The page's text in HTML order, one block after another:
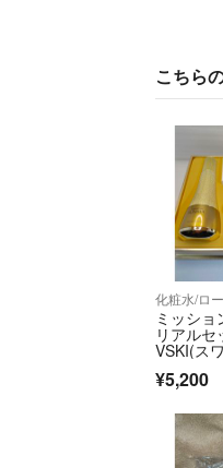
こちら
化粧水/ロ
ミッシ
リアル
VSKI(ス
¥5,200